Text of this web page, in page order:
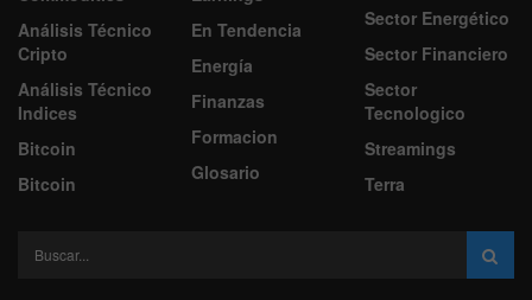
Análisis Técnico
Cripto
Análisis Técnico
Indices
Bitcoin
Bitcoin
En Tendencia
Energía
Finanzas
Formacion
Glosario
Sector Energético
Sector Financiero
Sector
Tecnologico
Streamings
Terra